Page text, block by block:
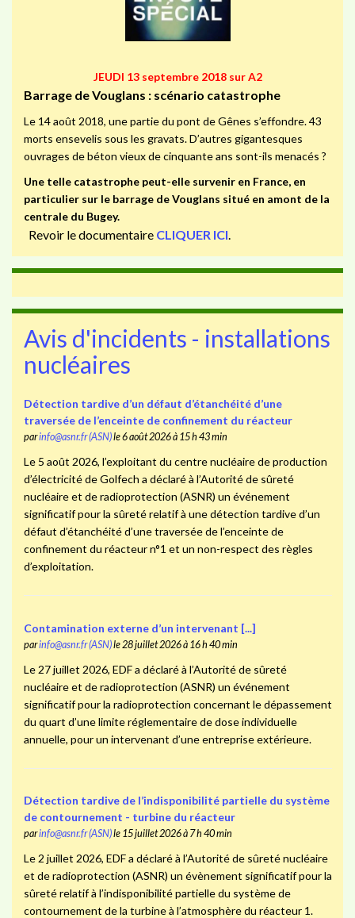
JEUDI 13 septembre 2018 sur A2
Barrage de Vouglans : scénario catastrophe
Le 14 août 2018, une partie du pont de Gênes s’effondre. 43
morts ensevelis sous les gravats. D’autres gigantesques
ouvrages de béton vieux de cinquante ans sont-ils menacés ?
Une telle catastrophe peut-elle survenir en France, en
particulier sur le barrage de Vouglans situé en amont de la
centrale du Bugey.
Revoir le documentaire CLIQUER ICI.
Avis d'incidents - installations
nucléaires
Détection tardive d’un défaut d’étanchéité d’une
traversée de l’enceinte de confinement du réacteur
parinfo@asnr.fr (ASN)le 6 août 2026 à 15 h 43 min
Le 5 août 2026, l’exploitant du centre nucléaire de production
d’électricité de Golfech a déclaré à l’Autorité de sûreté
nucléaire et de radioprotection (ASNR) un événement
significatif pour la sûreté relatif à une détection tardive d’un
défaut d’étanchéité d’une traversée de l’enceinte de
confinement du réacteur n°1 et un non-respect des règles
d’exploitation.
Contamination externe d’un intervenant [...]
parinfo@asnr.fr (ASN)le 28 juillet 2026 à 16 h 40 min
Le 27 juillet 2026, EDF a déclaré à l’Autorité de sûreté
nucléaire et de radioprotection (ASNR) un événement
significatif pour la radioprotection concernant le dépassement
du quart d’une limite réglementaire de dose individuelle
annuelle, pour un intervenant d’une entreprise extérieure.
Détection tardive de l’indisponibilité partielle du système
de contournement - turbine du réacteur
parinfo@asnr.fr (ASN)le 15 juillet 2026 à 7 h 40 min
Le 2 juillet 2026, EDF a déclaré à l’Autorité de sûreté nucléaire
et de radioprotection (ASNR) un évènement significatif pour la
sûreté relatif à l’indisponibilité partielle du système de
contournement de la turbine à l’atmosphère du réacteur 1.